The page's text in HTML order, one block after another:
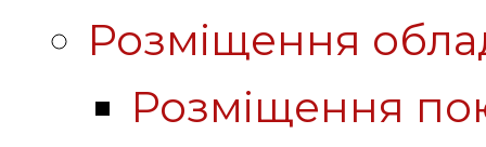
Розміщення
Розміщення